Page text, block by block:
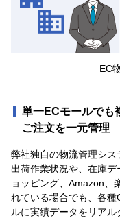
EC
単一ECモールでも
ご注文を一元管理
弊社独自の物流管理シ
出荷作業状況や、在庫
ョッピング、Amazon、
れている場合でも、各
ルに実績データをリアル